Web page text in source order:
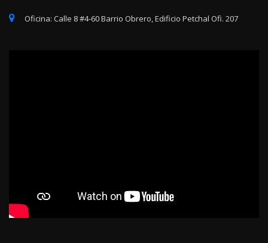
Oficina: Calle 8 #4-60 Barrio Obrero, Edificio Petchal Ofi. 207